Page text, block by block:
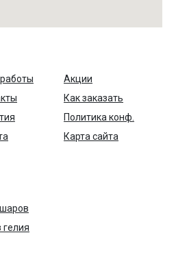
Акции
Как заказать
Политика конф.
Карта сайта